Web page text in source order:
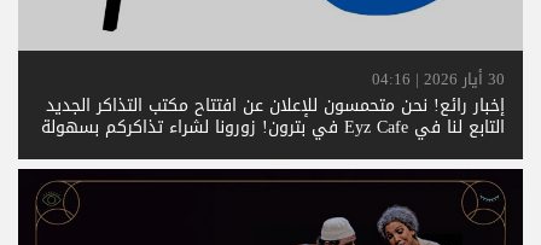
30 أيار 2026 | 04:16
إخبار رائع! نحن متحمسون للإعلان عن افتتاح مكتب التذاكر الجديد
التابع لنا في Eyz Cafe في بترون! زورونا لشراء تذاكركم بسهولة
في المدينة الجميلة بترون. تعالوا واستمتعوا بحجز تذاكر سلس —
ونتطلع لخدمتكم